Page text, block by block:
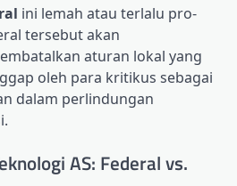
ini lemah atau terlalu pro-
tersebut akan
aturan lokal yang
oleh para kritikus sebagai
dalam perlindungan
AS: Federal vs.